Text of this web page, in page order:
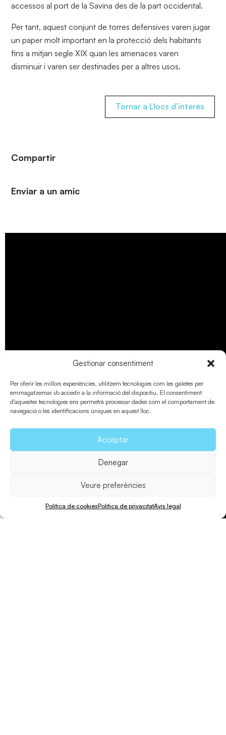
Gestionar consentiment
Per oferir les millors experiències, utilitzem tecnologies com les galetes per
emmagatzemar i/o accedir a la informació del dispositiu. El consentiment
d'aquestes tecnologies ens permetrà processar dades com el comportament de
navegació o les identificacions úniques en aquest lloc.
Acceptar
Denegar
Veure preferències
Política de cookiesPolítica de privacitatAvís legal
accessos al port de la Savina des de la part occidental.
Per tant, aquest conjunt de torres defensives varen jugar
un paper molt important en la protecció dels habitants
fins a mitjan segle XIX quan les amenaces varen
disminuir i varen ser destinades per a altres usos.
Tornar a Llocs d’interés
Compartir
Enviar a un amic